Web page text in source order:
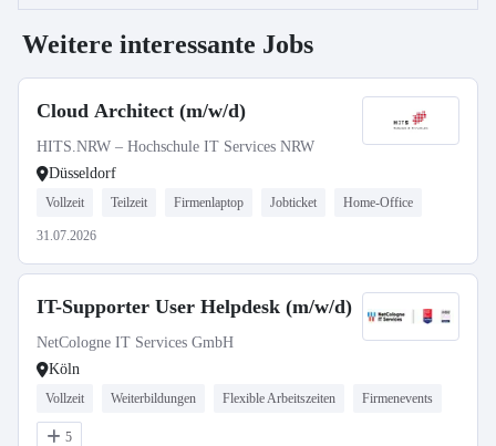
Weitere interessante Jobs
Cloud Architect (m/w/d)
HITS.NRW – Hochschule IT Services NRW
Düsseldorf
Vollzeit Teilzeit Firmenlaptop Jobticket Home-Office
31.07.2026
IT-Supporter User Helpdesk (m/w/d)
NetCologne IT Services GmbH
Köln
Vollzeit Weiterbildungen Flexible Arbeitszeiten Firmenevents
5